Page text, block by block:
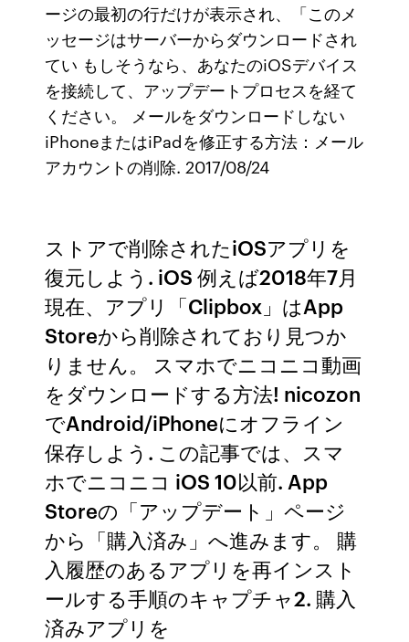
ージの最初の行だけが表示され、「このメ
ッセージはサーバーからダウンロードされ
てい もしそうなら、あなたのiOSデバイス
を接続して、アップデートプロセスを経て
ください。 メールをダウンロードしない
iPhoneまたはiPadを修正する方法：メール
アカウントの削除. 2017/08/24
ストアで削除されたiOSアプリを
復元しよう. iOS 例えば2018年7月
現在、アプリ「Clipbox」はApp
Storeから削除されており見つか
りません。 スマホでニコニコ動画
をダウンロードする方法! nicozon
でAndroid/iPhoneにオフライン
保存しよう. この記事では、スマ
ホでニコニコ iOS 10以前. App
Storeの「アップデート」ページ
から「購入済み」へ進みます。 購
入履歴のあるアプリを再インスト
ールする手順のキャプチャ2. 購入
済みアプリを